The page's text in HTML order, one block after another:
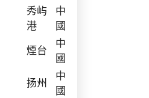
秀屿
港
中
國
煙台
中
國
扬州
中
國